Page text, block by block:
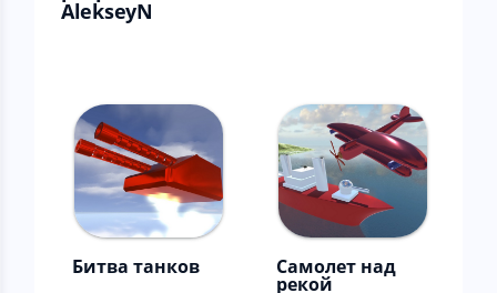
AlekseyN
Битва танков Самолет над
рекой